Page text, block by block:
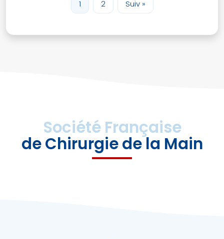
1 2 Suiv »
Société Française
de Chirurgie de la Main